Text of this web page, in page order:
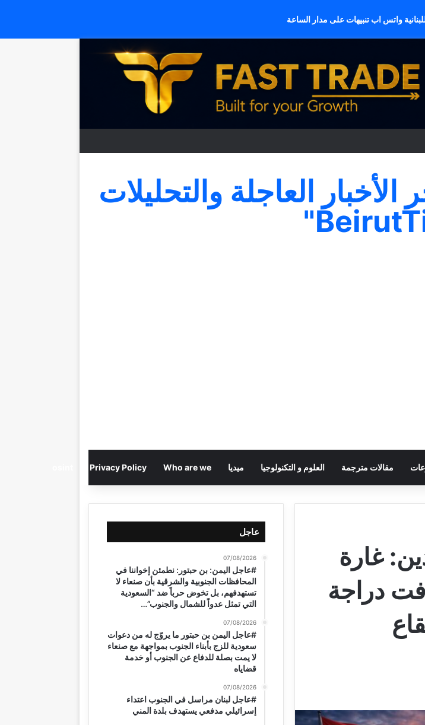
واتس اب تنبيهات على مدار الساعة
الأخبار العاجلة والتحليلات
مقالات مترجمة العلوم و التكنولوجيا ميديا Who are we
Privacy Policy
غارة
دراجة
عاجل
07/08/2026
#عاجل اليمن: بن حبتور: نطمئن إخواننا في
المحافظات الجنوبية والشرقية بأن صنعاء لا
تستهدفهم، بل تخوض حرباً ضد “السعودية
التي تمثل عدواً للشمال والجنوب”…
07/08/2026
#عاجل اليمن بن حبتور ما يروّج له من دعوات
سعودية للزج بأبناء الجنوب بمواجهة مع صنعاء
لا يمت بصلة للدفاع عن الجنوب أو خدمة
قضاياه
07/08/2026
#عاجل لبنان مراسل في الجنوب اعتداء
إسرائيلي مدفعي يستهدف بلدة المني